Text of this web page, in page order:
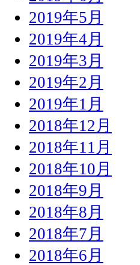
2019年5月
2019年4月
2019年3月
2019年2月
2019年1月
2018年12月
2018年11月
2018年10月
2018年9月
2018年8月
2018年7月
2018年6月